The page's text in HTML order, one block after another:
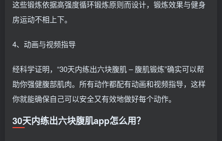
这些锻炼依据高强度循环锻炼原则而设计，锻炼效果与健身
房运动不相上下。
4、动画与视频指导
经科学证明，“30天内练出六块腹肌 – 腹肌锻炼”确实可以帮
助你强健腹部肌肉。所有动作都配有动画和视频指导，这样
你就能确保自己可以安全又有效地做好每个动作。
30天内练出六块腹肌app怎么用？